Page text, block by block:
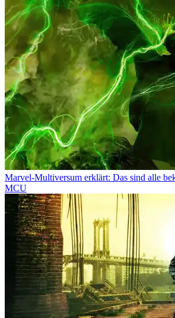
Marvel-Multiversum erklärt: Das sind alle
MCU